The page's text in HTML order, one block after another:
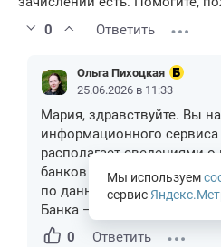
0
Ответить
Ольга Пихоцкая
25.06.2026 в 11:33
Мария, здравствуйте. Вы
информационного
располагает сведениями о
банков и их операциях.
по данному вопросу в
Банка — 8-800-250-50-50,
0
Ответить
Мы используем
сервис